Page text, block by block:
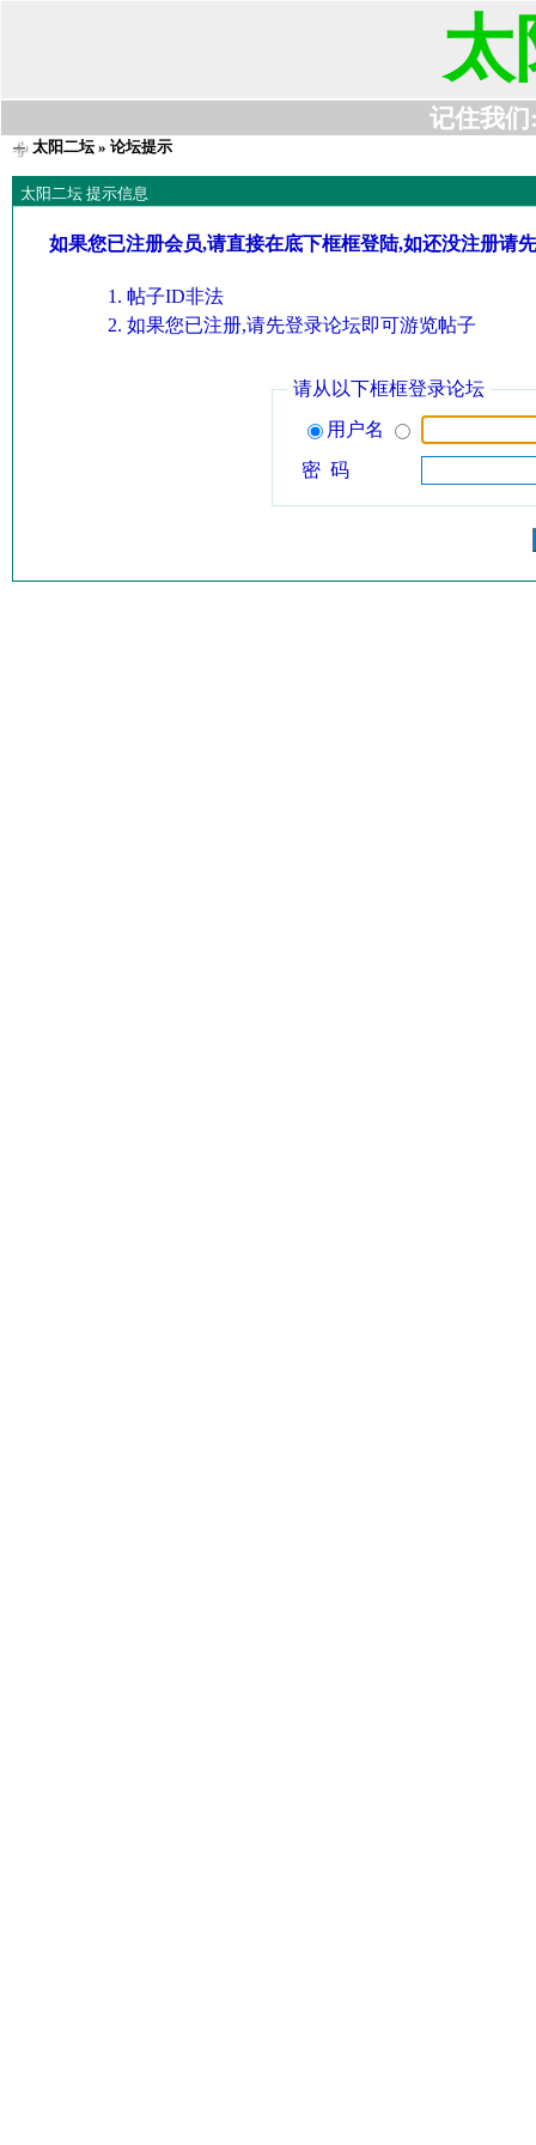
太
记住我们
太阳二坛» 论坛提示
太阳二坛 提示信息
如果您已注册会员,请直接在底下框框登陆,如还没注册请
帖子ID非法
如果您已注册,请先登录论坛即可游览帖子
请从以下框框登录论坛
用户名
密 码